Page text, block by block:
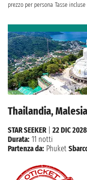
prezzo per persona Tasse incluse
Thailandia,
STAR SEEKER| 22 DIC 2028
Durata: 11 notti
Partenza da: Phuket